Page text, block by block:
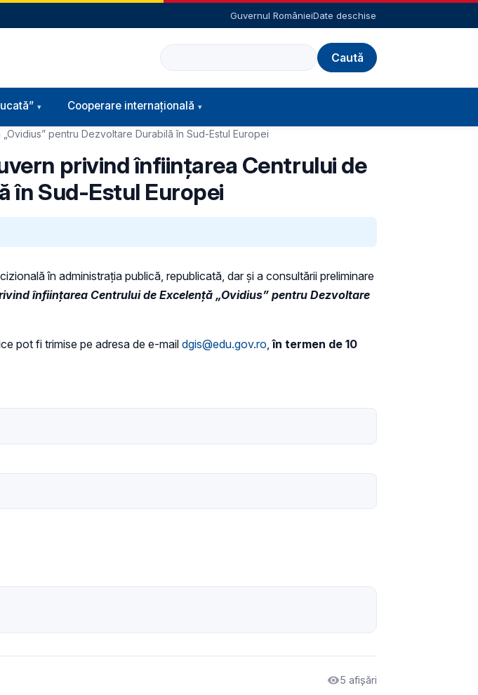
Guvernul RomânieiDate deschise
Caută
Cooperare internațională
pentru Dezvoltare Durabilă în Sud-Estul Europei
privind înființarea Centrului de
în Sud-Estul Europei
în administraţia publică, republicată, dar și a consultării preliminare
înființarea Centrului de Excelență „Ovidius” pentru Dezvoltare
pot fi trimise pe adresa de e-mail dgis@edu.gov.ro,în termen de 10
5 afișări